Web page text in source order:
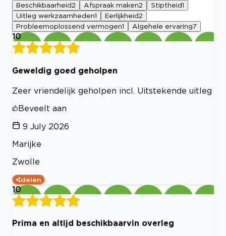
Beschikbaarheid2 Afspraak maken2 Stiptheid1
Uitleg werkzaamheden1 Eerlijkheid2
Probleemoplossend vermogen1 Algehele ervaring7
10
Geweldig goed geholpen
Zeer vriendelijk geholpen incl. Uitstekende uitleg
Beveelt aan
9 July 2026
Marijke
Zwolle
delen
10
Prima en altijd beschikbaarvin overleg